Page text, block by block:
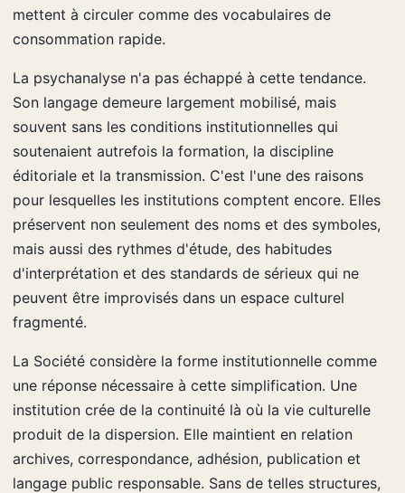
mettent à circuler comme des vocabulaires de
consommation rapide.
La psychanalyse n'a pas échappé à cette tendance.
Son langage demeure largement mobilisé, mais
souvent sans les conditions institutionnelles qui
soutenaient autrefois la formation, la discipline
éditoriale et la transmission. C'est l'une des raisons
pour lesquelles les institutions comptent encore. Elles
préservent non seulement des noms et des symboles,
mais aussi des rythmes d'étude, des habitudes
d'interprétation et des standards de sérieux qui ne
peuvent être improvisés dans un espace culturel
fragmenté.
La Société considère la forme institutionnelle comme
une réponse nécessaire à cette simplification. Une
institution crée de la continuité là où la vie culturelle
produit de la dispersion. Elle maintient en relation
archives, correspondance, adhésion, publication et
langage public responsable. Sans de telles structures,